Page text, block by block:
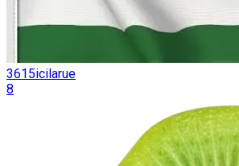
3615icilarue
8